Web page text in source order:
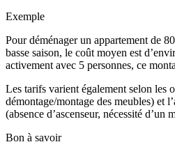
Exemple
Pour déménager un appartement de
basse saison, le coût moyen est
activement avec 5 personnes, ce
Les tarifs varient également selon les
démontage/montage des meubles) et
(absence d’ascenseur, nécessité d’un
Bon à savoir